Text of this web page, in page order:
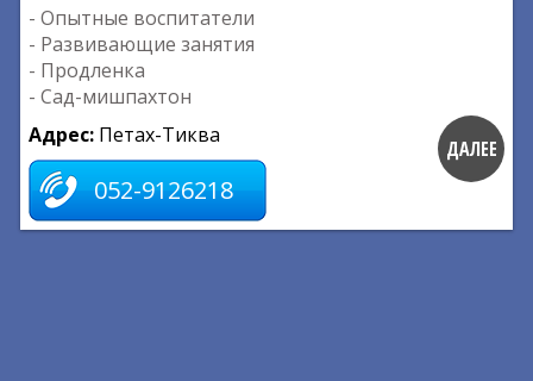
- Опытные воспитатели
- Развивающие занятия
- Продленка
- Сад-мишпахтон
Адрес: Петах-Тиква
052-9126218
ДАЛЕЕ